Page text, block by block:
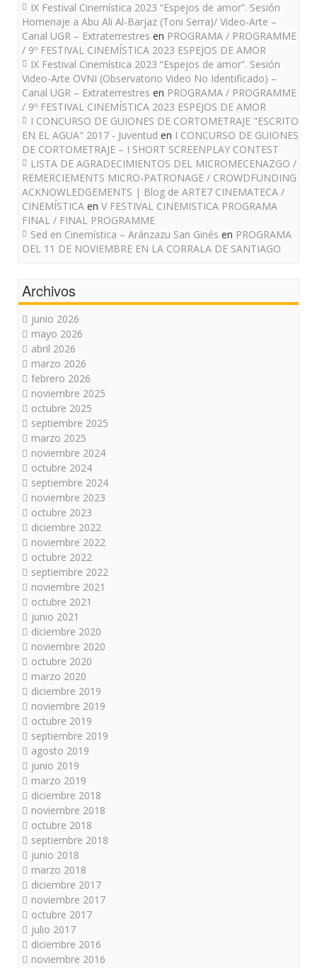
IX Festival Cinemística 2023 “Espejos de amor”. Sesión
Homenaje a Abu Ali Al-Barjaz (Toni Serra)/ Video-Arte –
Canal UGR – Extraterrestres en PROGRAMA / PROGRAMME
/ 9º FESTIVAL CINEMÍSTICA 2023 ESPEJOS DE AMOR
IX Festival Cinemística 2023 “Espejos de amor”. Sesión
Video-Arte OVNI (Observatorio Video No Identificado) –
Canal UGR – Extraterrestres en PROGRAMA / PROGRAMME
/ 9º FESTIVAL CINEMÍSTICA 2023 ESPEJOS DE AMOR
I CONCURSO DE GUIONES DE CORTOMETRAJE "ESCRITO
EN EL AGUA" 2017 - Juventud en I CONCURSO DE GUIONES
DE CORTOMETRAJE – I SHORT SCREENPLAY CONTEST
LISTA DE AGRADECIMIENTOS DEL MICROMECENAZGO /
REMERCIEMENTS MICRO-PATRONAGE / CROWDFUNDING
ACKNOWLEDGEMENTS | Blog de ARTE7 CINEMATECA /
CINEMÍSTICA en V FESTIVAL CINEMISTICA PROGRAMA
FINAL / FINAL PROGRAMME
Sed en Cinemística – Aránzazu San Ginés en PROGRAMA
DEL 11 DE NOVIEMBRE EN LA CORRALA DE SANTIAGO
Archivos
junio 2026
mayo 2026
abril 2026
marzo 2026
febrero 2026
noviembre 2025
octubre 2025
septiembre 2025
marzo 2025
noviembre 2024
octubre 2024
septiembre 2024
noviembre 2023
octubre 2023
diciembre 2022
noviembre 2022
octubre 2022
septiembre 2022
noviembre 2021
octubre 2021
junio 2021
diciembre 2020
noviembre 2020
octubre 2020
marzo 2020
diciembre 2019
noviembre 2019
octubre 2019
septiembre 2019
agosto 2019
junio 2019
marzo 2019
diciembre 2018
noviembre 2018
octubre 2018
septiembre 2018
junio 2018
marzo 2018
diciembre 2017
noviembre 2017
octubre 2017
julio 2017
diciembre 2016
noviembre 2016